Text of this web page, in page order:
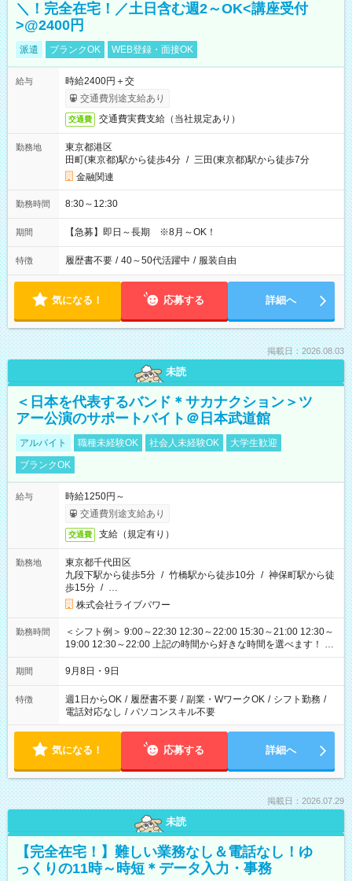
＼！完全在宅！／土日含む週2～OK<講座受付
>@2400円
派遣 ブランクOK WEB登録・面接OK
給与
時給2400円＋交
交通費別途支給あり
交通費 交通費実費支給（当社規定あり）
勤務地
東京都港区
田町(東京都)駅から徒歩4分 / 三田(東京都)駅から徒歩7分
金融関連
勤務時間 8:30～12:30
期間 【急募】即日～長期 ※8月～OK！
特徴 履歴書不要 / 40～50代活躍中 / 服装自由
気になる！ 応募する 詳細へ
掲載日：2026.08.03
未読
＜日本を代表するバンド＊サカナクション＞ツ
アー公演のサポートバイト＠日本武道館
アルバイト 職種未経験OK 社会人未経験OK
大学生歓迎
ブランクOK
給与
時給1250円～
交通費別途支給あり
交通費 支給（規定有り）
勤務地
東京都千代田区
九段下駅から徒歩5分 / 竹橋駅から徒歩10分 / 神保町駅から徒
歩15分 / …
株式会社ライブパワー
勤務時間
＜シフト例＞ 9:00～22:30 12:30～22:00 15:30～21:00 12:30～
19:00 12:30～22:00 上記の時間から好きな時間を選べます！ ※
時間は変更となる可能性があります
期間 9月8日・9日
特徴 週1日からOK / 履歴書不要 / 副業・WワークOK / シフト勤務 /
電話対応なし / パソコンスキル不要
気になる！ 応募する 詳細へ
掲載日：2026.07.29
未読
【完全在宅！】難しい業務なし＆電話なし！ゆ
っくりの11時～時短＊データ入力・事務